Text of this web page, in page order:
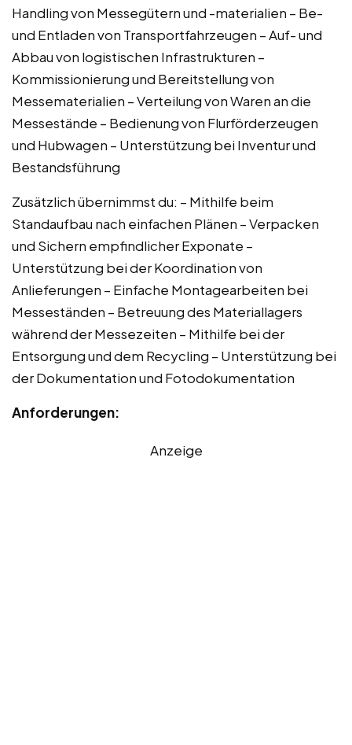
Handling von Messegütern und -materialien – Be-
und Entladen von Transportfahrzeugen – Auf- und
Abbau von logistischen Infrastrukturen –
Kommissionierung und Bereitstellung von
Messematerialien – Verteilung von Waren an die
Messestände – Bedienung von Flurförderzeugen
und Hubwagen – Unterstützung bei Inventur und
Bestandsführung
Zusätzlich übernimmst du: – Mithilfe beim
Standaufbau nach einfachen Plänen – Verpacken
und Sichern empfindlicher Exponate –
Unterstützung bei der Koordination von
Anlieferungen – Einfache Montagearbeiten bei
Messeständen – Betreuung des Materiallagers
während der Messezeiten – Mithilfe bei der
Entsorgung und dem Recycling – Unterstützung bei
der Dokumentation und Fotodokumentation
Anforderungen:
Anzeige